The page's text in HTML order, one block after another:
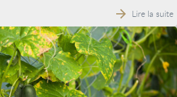
Lire la suite